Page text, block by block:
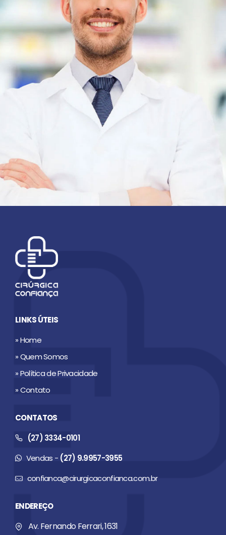
LINKS ÚTEIS
» Home
» Quem Somos
» Política de Privacidade
» Contato
CONTATOS
(27) 3334-0101
Vendas - (27) 9.9957-3955
confianca@cirurgicaconfianca.com.br
ENDEREÇO
Av. Fernando Ferrari, 1631